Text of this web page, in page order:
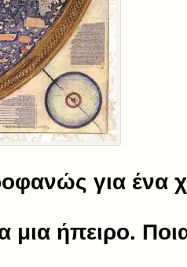
για ένα
μια ήπειρο.